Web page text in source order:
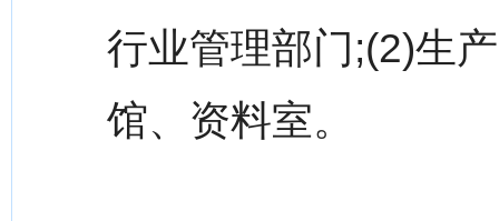
行业管理部门;(2)生
馆、资料室。